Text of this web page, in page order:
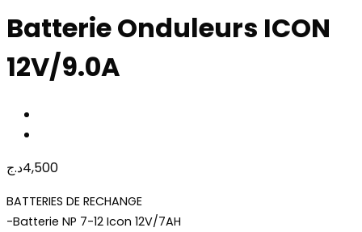
Batterie Onduleurs ICON
12V/9.0A
4,500د.ج
BATTERIES DE RECHANGE
-Batterie NP 7-12 Icon 12V/7AH